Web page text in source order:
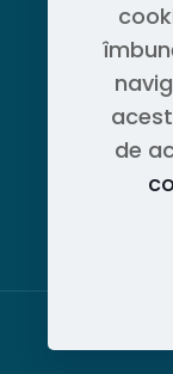
Contact
© 2026
de